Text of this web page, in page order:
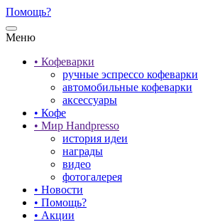
Помощь?
Меню
• Кофеварки
ручные эспрессо кофеварки
автомобильные кофеварки
аксессуары
• Кофе
• Мир Handpresso
история идеи
награды
видео
фотогалерея
• Новости
• Помощь?
• Акции